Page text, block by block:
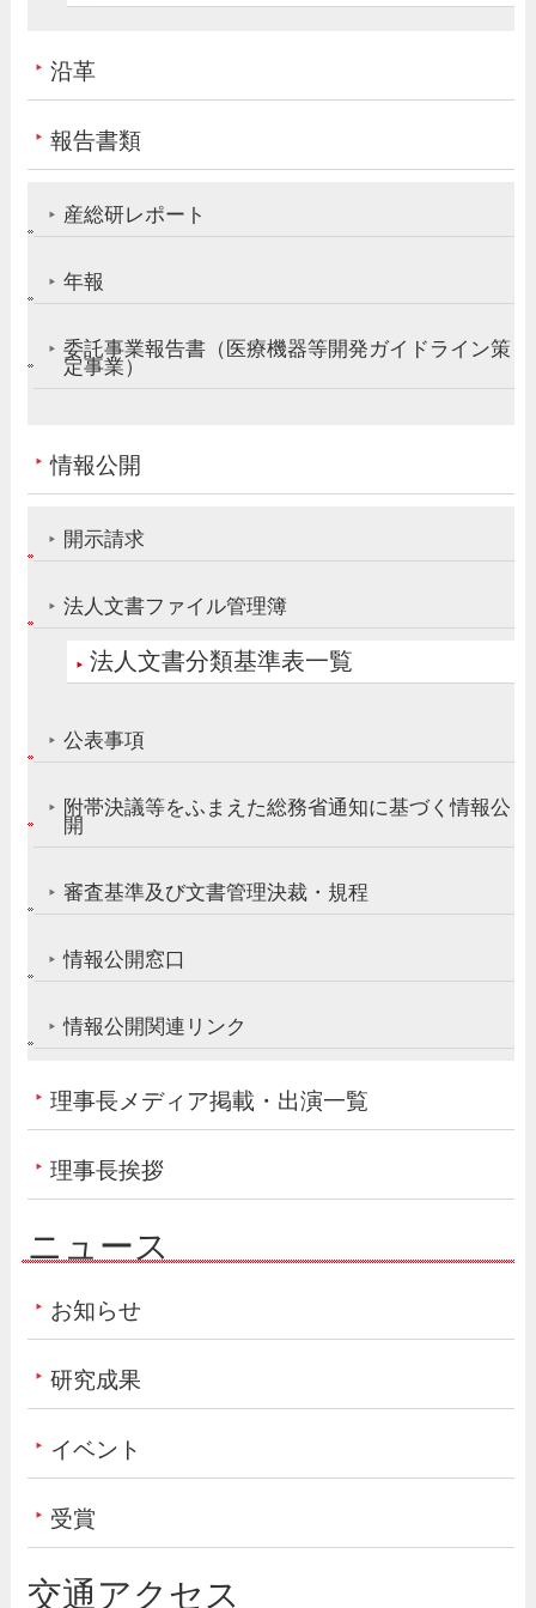
沿革
報告書類
産総研レポート
年報
委託事業報告書（医療機器等開発ガイドライン策
定事業）
情報公開
開示請求
法人文書ファイル管理簿
法人文書分類基準表一覧
公表事項
附帯決議等をふまえた総務省通知に基づく情報公
開
審査基準及び文書管理決裁・規程
情報公開窓口
情報公開関連リンク
理事長メディア掲載・出演一覧
理事長挨拶
ニュース
お知らせ
研究成果
イベント
受賞
交通アクセス